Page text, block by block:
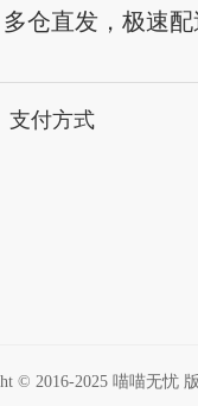
多仓直发，极速配
支付方式
© 2016-2025 喵喵无忧